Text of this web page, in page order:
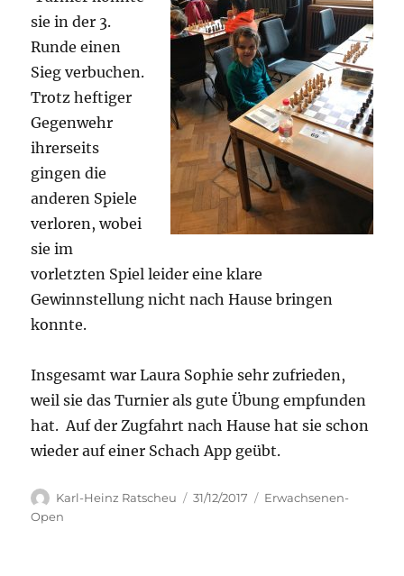
sie in der 3.
Runde einen
Sieg verbuchen.
Trotz heftiger
Gegenwehr
ihrerseits
gingen die
anderen Spiele
verloren, wobei
sie im
vorletzten Spiel leider eine klare
Gewinnstellung nicht nach Hause bringen
konnte.
Insgesamt war Laura Sophie sehr zufrieden,
weil sie das Turnier als gute Übung empfunden
hat. Auf der Zugfahrt nach Hause hat sie schon
wieder auf einer Schach App geübt.
Autor
Karl-Heinz Ratscheu
Veröffentlicht
31/12/2017 Kategorien
Erwachsenen-
Open